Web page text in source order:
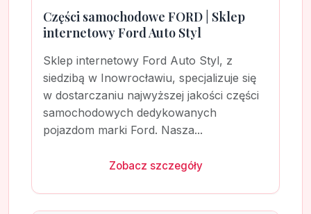
Części samochodowe FORD | Sklep
internetowy Ford Auto Styl
Sklep internetowy Ford Auto Styl, z
siedzibą w Inowrocławiu, specjalizuje się
w dostarczaniu najwyższej jakości części
samochodowych dedykowanych
pojazdom marki Ford. Nasza...
Zobacz szczegóły